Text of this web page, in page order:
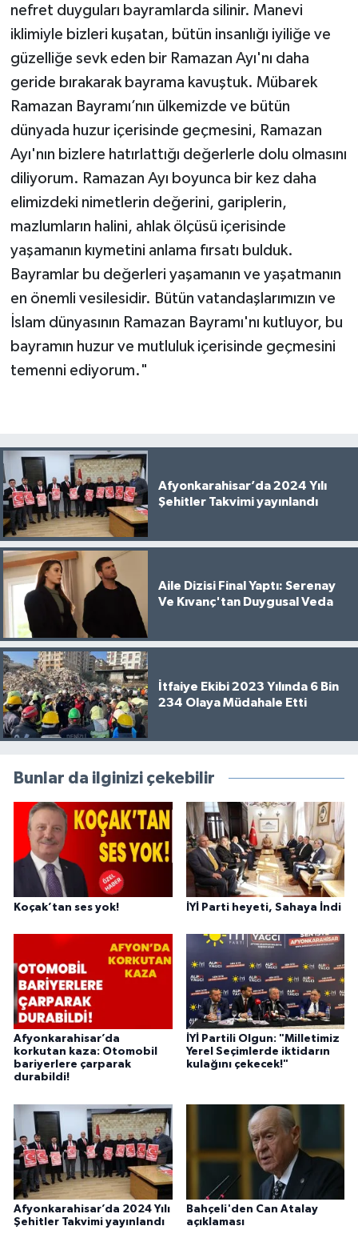
nefret duyguları bayramlarda silinir. Manevi
iklimiyle bizleri kuşatan, bütün insanlığı iyiliğe ve
güzelliğe sevk eden bir Ramazan Ayı'nı daha
geride bırakarak bayrama kavuştuk. Mübarek
Ramazan Bayramı’nın ülkemizde ve bütün
dünyada huzur içerisinde geçmesini, Ramazan
Ayı'nın bizlere hatırlattığı değerlerle dolu olmasını
diliyorum. Ramazan Ayı boyunca bir kez daha
elimizdeki nimetlerin değerini, gariplerin,
mazlumların halini, ahlak ölçüsü içerisinde
yaşamanın kıymetini anlama fırsatı bulduk.
Bayramlar bu değerleri yaşamanın ve yaşatmanın
en önemli vesilesidir. Bütün vatandaşlarımızın ve
İslam dünyasının Ramazan Bayramı'nı kutluyor, bu
bayramın huzur ve mutluluk içerisinde geçmesini
temenni ediyorum."
Afyonkarahisar’da 2024 Yılı
Şehitler Takvimi yayınlandı
Aile Dizisi Final Yaptı: Serenay
Ve Kıvanç'tan Duygusal Veda
İtfaiye Ekibi 2023 Yılında 6 Bin
234 Olaya Müdahale Etti
Bunlar da ilginizi çekebilir
Koçak’tan ses yok! İYİ Parti heyeti, Sahaya İndi
Afyonkarahisar’da
korkutan kaza: Otomobil
bariyerlere çarparak
durabildi!
İYİ Partili Olgun: "Milletimiz
Yerel Seçimlerde iktidarın
kulağını çekecek!"
Afyonkarahisar’da 2024 Yılı
Şehitler Takvimi yayınlandı
Bahçeli'den Can Atalay
açıklaması